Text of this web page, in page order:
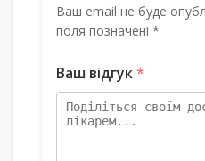
Ваш email не буде
поля позначені *
Ваш відгук*